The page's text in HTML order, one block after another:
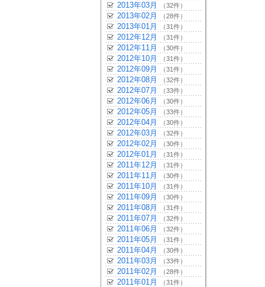
2013年03月 （32件）
2013年02月 （28件）
2013年01月 （31件）
2012年12月 （31件）
2012年11月 （30件）
2012年10月 （31件）
2012年09月 （31件）
2012年08月 （32件）
2012年07月 （33件）
2012年06月 （30件）
2012年05月 （33件）
2012年04月 （30件）
2012年03月 （32件）
2012年02月 （30件）
2012年01月 （31件）
2011年12月 （31件）
2011年11月 （30件）
2011年10月 （31件）
2011年09月 （30件）
2011年08月 （31件）
2011年07月 （32件）
2011年06月 （32件）
2011年05月 （31件）
2011年04月 （30件）
2011年03月 （33件）
2011年02月 （28件）
2011年01月 （31件）